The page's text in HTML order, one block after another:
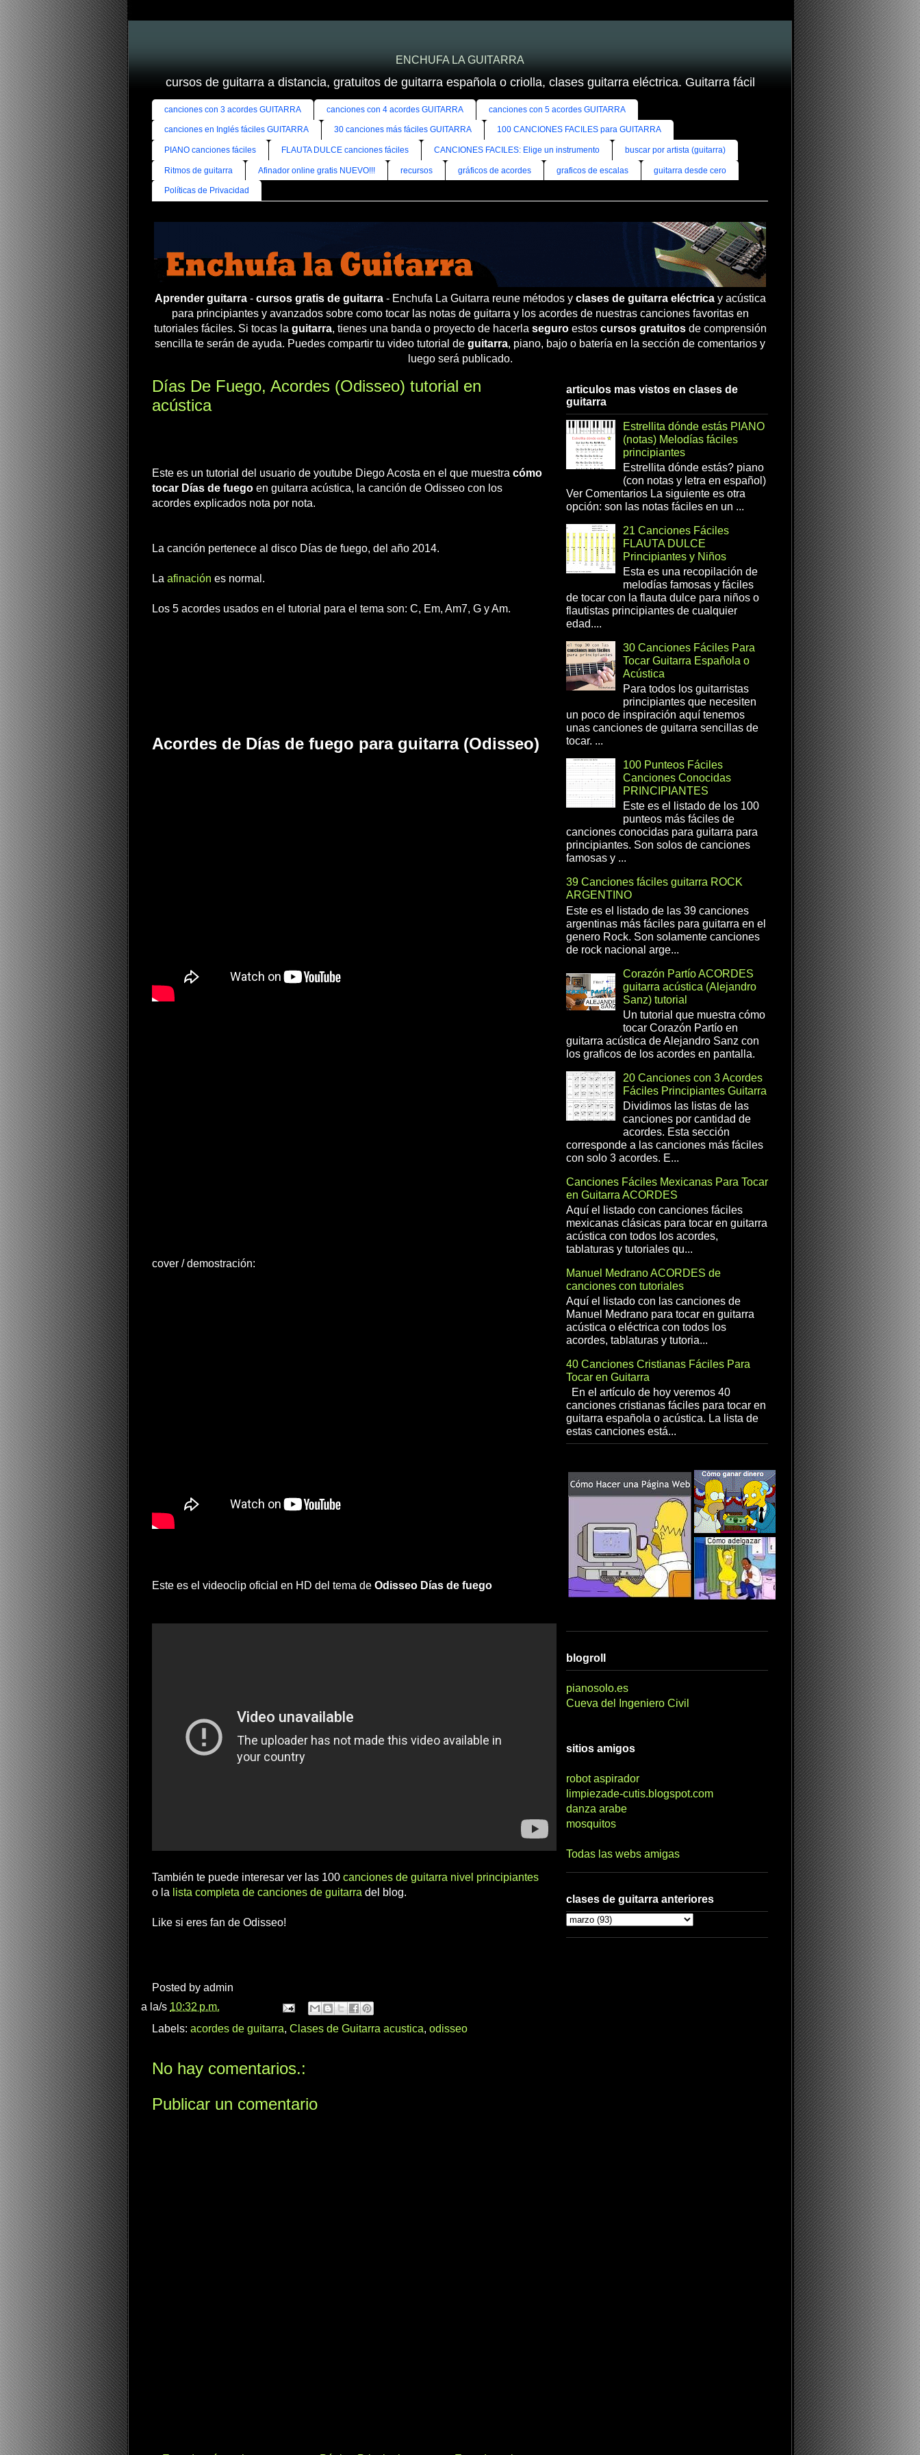
ENCHUFA LA GUITARRA
cursos de guitarra a distancia, gratuitos de guitarra española o criolla, clases guitarra eléctrica. Guitarra fácil
canciones con 3 acordes GUITARRA canciones con 4 acordes GUITARRA canciones con 5 acordes GUITARRA
canciones en Inglés fáciles GUITARRA 30 canciones más fáciles GUITARRA 100 CANCIONES FACILES para GUITARRA
PIANO canciones fáciles FLAUTA DULCE canciones fáciles CANCIONES FACILES: Elige un instrumento buscar por artista (guitarra)
Ritmos de guitarra Afinador online gratis NUEVO!!! recursos gráficos de acordes graficos de escalas guitarra desde cero
Políticas de Privacidad
Aprender guitarra- cursos gratis de guitarra- Enchufa La Guitarra reune métodos y clases de guitarra eléctricay acústica
para principiantes y avanzados sobre como tocar las notas de guitarra y los acordes de nuestras canciones favoritas en
tutoriales fáciles. Si tocas la guitarra, tienes una banda o proyecto de hacerla seguroestos cursos gratuitosde comprensión
sencilla te serán de ayuda. Puedes compartir tu video tutorial de guitarra, piano, bajo o batería en la sección de comentarios y
luego será publicado.
Días De Fuego, Acordes (Odisseo) tutorial en
acústica
Este es un tutorial del usuario de youtube Diego Acosta en el que muestra cómo
tocar Días de fuego en guitarra acústica, la canción de Odisseo con los
acordes explicados nota por nota.
La canción pertenece al disco Días de fuego, del año 2014.
La afinación es normal.
Los 5 acordes usados en el tutorial para el tema son: C, Em, Am7, G y Am.
Acordes de Días de fuego para guitarra (Odisseo)
cover / demostración:
Este es el videoclip oficial en HD del tema de Odisseo Días de fuego
También te puede interesar ver las 100 canciones de guitarra nivel principiantes
o la lista completa de canciones de guitarra del blog.
Like si eres fan de Odisseo!
Posted by admin
a la/s 10:32 p.m.
Labels: acordes de guitarra, Clases de Guitarra acustica, odisseo
No hay comentarios.:
Publicar un comentario
articulos mas vistos en clases de
guitarra
Estrellita dónde estás PIANO
(notas) Melodías fáciles
principiantes
Estrellita dónde estás? piano
(con notas y letra en español)
Ver Comentarios La siguiente es otra
opción: son las notas fáciles en un ...
21 Canciones Fáciles
FLAUTA DULCE
Principiantes y Niños
Esta es una recopilación de
melodías famosas y fáciles
de tocar con la flauta dulce para niños o
flautistas principiantes de cualquier
edad....
30 Canciones Fáciles Para
Tocar Guitarra Española o
Acústica
Para todos los guitarristas
principiantes que necesiten
un poco de inspiración aquí tenemos
unas canciones de guitarra sencillas de
tocar. ...
100 Punteos Fáciles
Canciones Conocidas
PRINCIPIANTES
Este es el listado de los 100
punteos más fáciles de
canciones conocidas para guitarra para
principiantes. Son solos de canciones
famosas y ...
39 Canciones fáciles guitarra ROCK
ARGENTINO
Este es el listado de las 39 canciones
argentinas más fáciles para guitarra en el
genero Rock. Son solamente canciones
de rock nacional arge...
Corazón Partío ACORDES
guitarra acústica (Alejandro
Sanz) tutorial
Un tutorial que muestra cómo
tocar Corazón Partío en
guitarra acústica de Alejandro Sanz con
los graficos de los acordes en pantalla.
20 Canciones con 3 Acordes
Fáciles Principiantes Guitarra
Dividimos las listas de las
canciones por cantidad de
acordes. Esta sección
corresponde a las canciones más fáciles
con solo 3 acordes. E...
Canciones Fáciles Mexicanas Para Tocar
en Guitarra ACORDES
Aquí el listado con canciones fáciles
mexicanas clásicas para tocar en guitarra
acústica con todos los acordes,
tablaturas y tutoriales qu...
Manuel Medrano ACORDES de
canciones con tutoriales
Aquí el listado con las canciones de
Manuel Medrano para tocar en guitarra
acústica o eléctrica con todos los
acordes, tablaturas y tutoria...
40 Canciones Cristianas Fáciles Para
Tocar en Guitarra
En el artículo de hoy veremos 40
canciones cristianas fáciles para tocar en
guitarra española o acústica. La lista de
estas canciones está...
blogroll
pianosolo.es
Cueva del Ingeniero Civil
sitios amigos
robot aspirador
limpiezade-cutis.blogspot.com
danza arabe
mosquitos
Todas las webs amigas
clases de guitarra anteriores